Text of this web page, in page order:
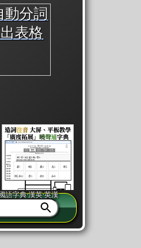
「同筆畫」。
詞的解釋，不
語字典·漢英·英漢